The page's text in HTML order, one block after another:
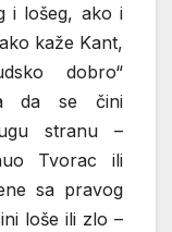
i lošeg, ako i
kaže Kant,
dobro“
da se čini
stranu –
Tvorac ili
sa pravog
loše ili zlo –